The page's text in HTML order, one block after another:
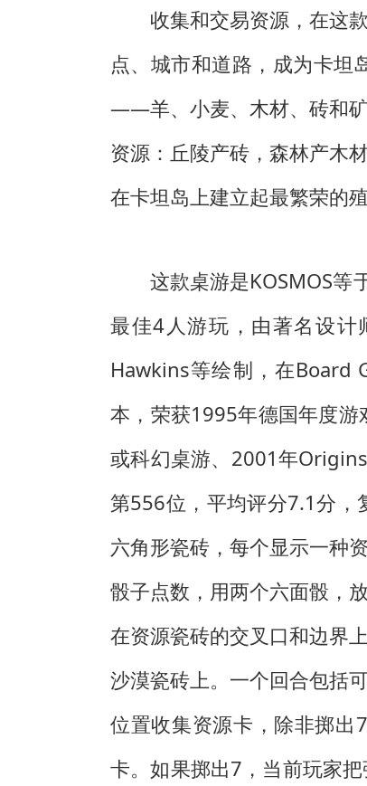
收集和交易资源，在这
点、城市和道路，成为卡坦
——羊、小麦、木材、砖和
资源：丘陵产砖，森林产木
在卡坦岛上建立起最繁荣的
这款桌游是KOSMOS等
最佳4人游玩，由著名设计
Hawkins等绘制，在Board
本，荣获1995年德国年度
或科幻桌游、2001年
第556位，平均评分7.1分
六角形瓷砖，每个显示一种
骰子点数，用两个六面骰，
在资源瓷砖的交叉口和边界
沙漠瓷砖上。一个回合包括
位置收集资源卡，除非掷出
卡。如果掷出7，当前玩家